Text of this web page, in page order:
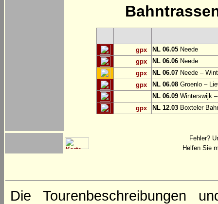
gpx NL 06.05 Neede
gpx
NL 06.06 Neede
gpx
NL 06.07 Neede –
gpx
NL 06.08 Groenlo –
NL 06.09 Winterswijk
gpx
NL 12.03 Boxteler
Fehler?
Helfen Sie
Die Tourenbeschreibungen